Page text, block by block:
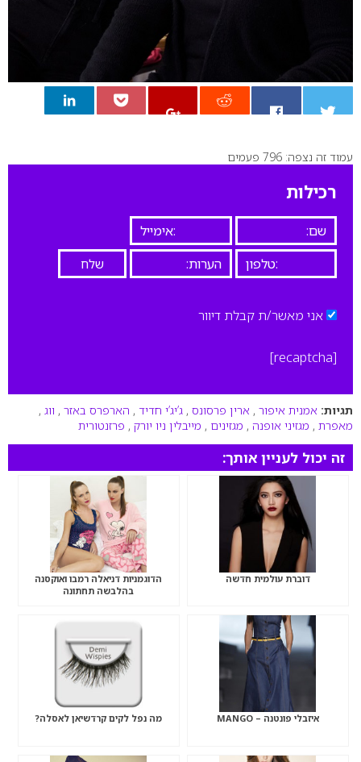
0
עמוד זה נצפה: 796 פעמים
רכילות
אני מאשר/ת קבלת דיוור
[recaptcha]
תגיות: אמנית איפור , ארין פרסונס , ג’יג’י חדיד , הארפרס באזר , ווג ,
מאפרת , מגזיני אופנה , מגזינים , מייבלין ניו יורק , פרזנטורית
זה יכול לעניין אותך:
דוברת עולמית חדשה
הדוגמניות דניאלה רמבו ואוקסנה
בהלבשה תחתונה
איזבלי פונטנה – MANGO מה נפל לקים קרדשיאן לאסלה?